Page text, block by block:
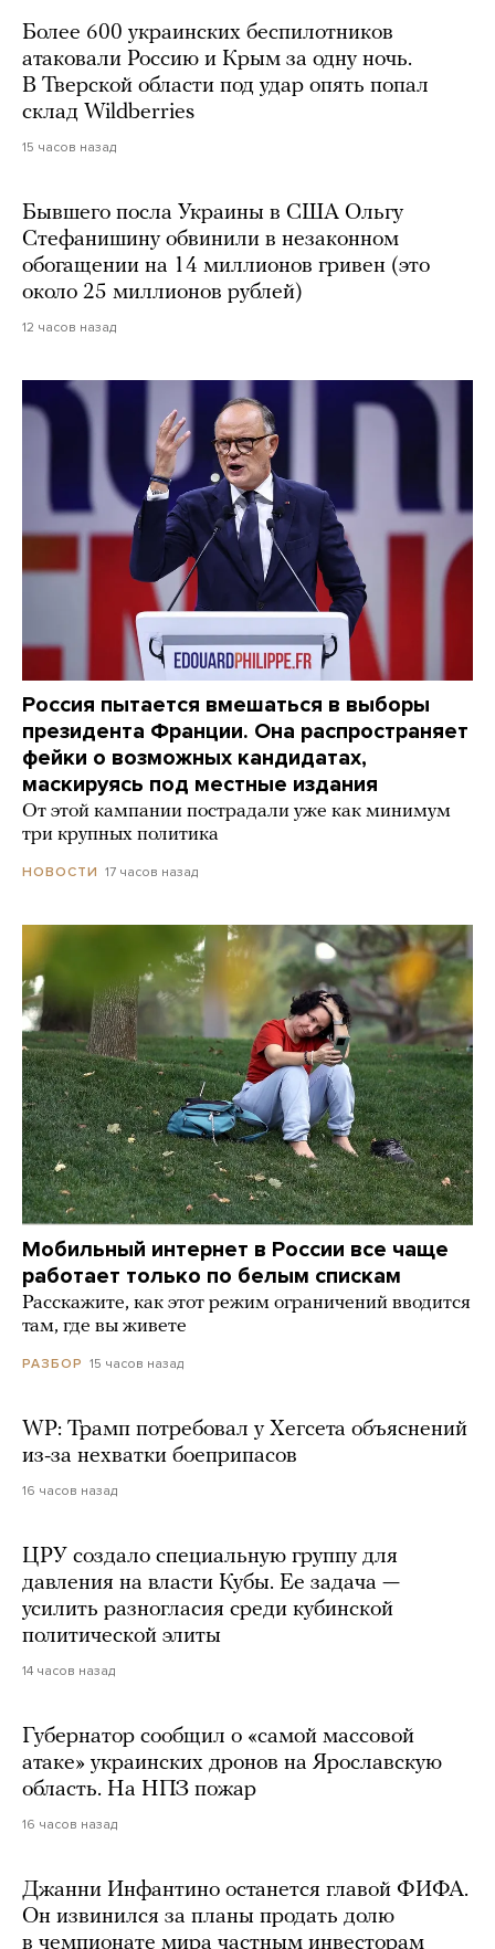
Более 600 украинских беспилотников
атаковали Россию и Крым за одну ночь.
В Тверской области под удар опять попал
склад Wildberries
15 часов назад
Бывшего посла Украины в США Ольгу
Стефанишину обвинили в незаконном
обогащении на 14 миллионов гривен (это
около 25 миллионов рублей)
12 часов назад
Россия пытается вмешаться в выборы
президента Франции. Она распространяет
фейки о возможных кандидатах,
маскируясь под местные издания
От этой кампании пострадали уже как минимум
три крупных политика
НОВОСТИ 17 часов назад
Мобильный интернет в России все чаще
работает только по белым спискам
Расскажите, как этот режим ограничений вводится
там, где вы живете
РАЗБОР 15 часов назад
WP: Трамп потребовал у Хегсета объяснений
из-за нехватки боеприпасов
16 часов назад
ЦРУ создало специальную группу для
давления на власти Кубы. Ее задача —
усилить разногласия среди кубинской
политической элиты
14 часов назад
Губернатор сообщил о «самой массовой
атаке» украинских дронов на Ярославскую
область. На НПЗ пожар
16 часов назад
Джанни Инфантино останется главой ФИФА.
Он извинился за планы продать долю
в чемпионате мира частным инвесторам